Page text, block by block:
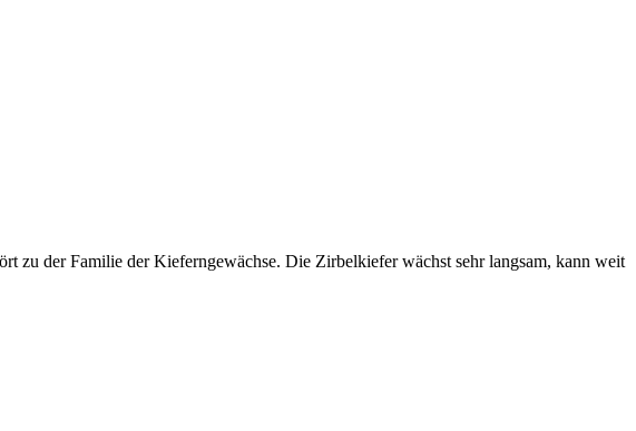
zu der Familie der Kieferngewächse. Die Zirbelkiefer wächst sehr langsam, kann weit